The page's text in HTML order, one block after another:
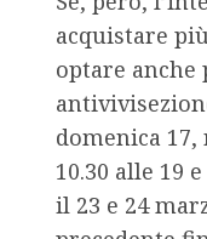
acquistare
optare anche
domenica
10.30 alle 19
il 23 e 24